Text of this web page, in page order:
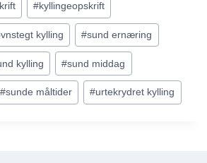
#kyllingeopskrift
kylling #sund ernæring
kylling #sund middag
#sunde måltider #urtekrydret kylling